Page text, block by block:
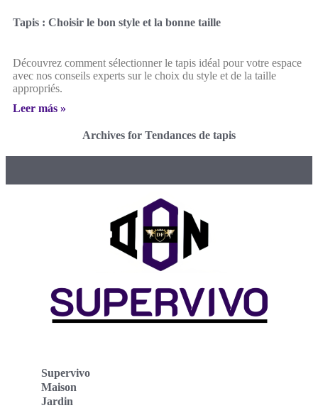
Tapis : Choisir le bon style et la bonne taille
Découvrez comment sélectionner le tapis idéal pour votre espace
avec nos conseils experts sur le choix du style et de la taille
appropriés.
Leer más »
Archives for Tendances de tapis
Supervivo
Maison
Jardin